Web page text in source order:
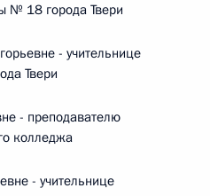
№ 18 города Твери
- учительнице
Твери
- преподавателю
колледжа
- учительнице